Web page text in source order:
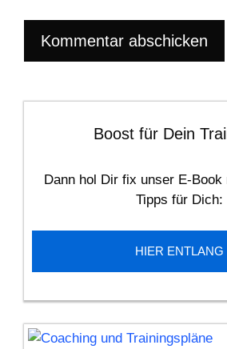
Boost für Dein
Dann hol Dir fix unser E-
Tipps für Dich:
HIER ENTLANG